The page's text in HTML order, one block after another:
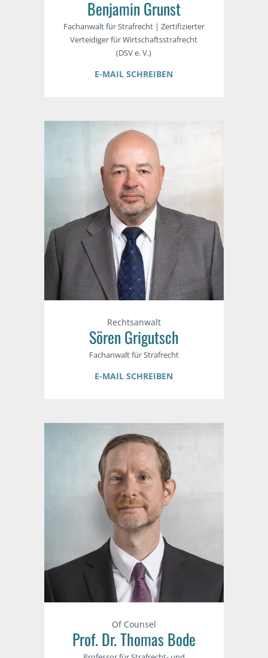
Benjamin Grunst
Fachanwalt für Strafrecht | Zertifizierter
Verteidiger für Wirtschaftsstrafrecht
(DSV e. V.)
E-MAIL SCHREIBEN
Rechtsanwalt
Sören Grigutsch
Fachanwalt für Strafrecht
E-MAIL SCHREIBEN
Of Counsel
Prof. Dr. Thomas Bode